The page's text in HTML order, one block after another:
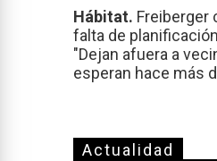
Hábitat. Freiberger
falta de
"Dejan afuera a
esperan hace más
Actualidad